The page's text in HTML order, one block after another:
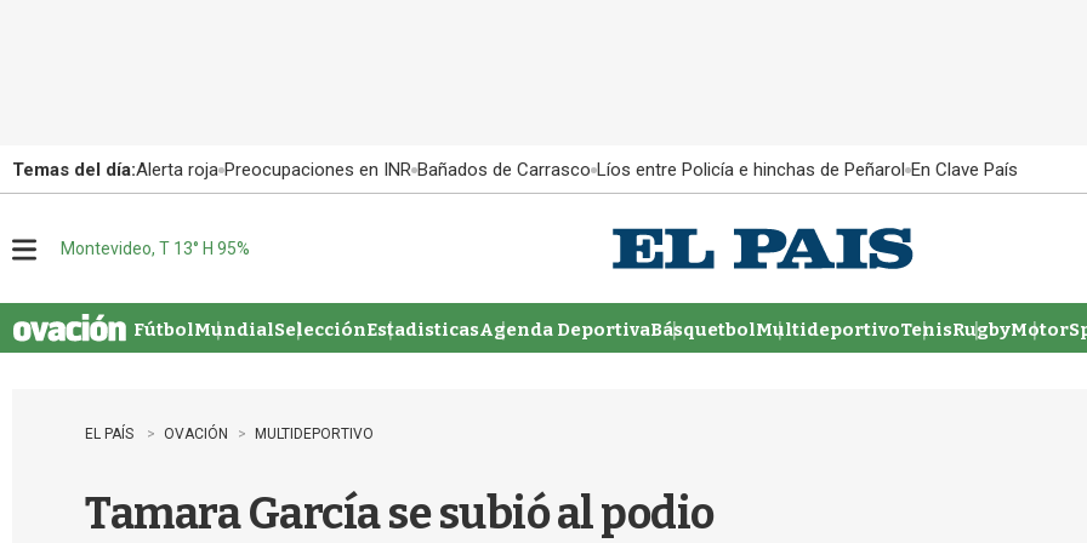
Temas del día:Alerta roja Preocupaciones en INR Bañados de Carrasco Líos entre Policía e hinchas de Peñarol En Clave País
u
Montevideo, T 13° H 95%
FútbolMundialSelecciónEstadisticasAgenda DeportivaBásquetbolMultideportivoTenisRugby
EL PAÍS OVACIÓN MULTIDEPORTIVO
Tamara García se subió al podio